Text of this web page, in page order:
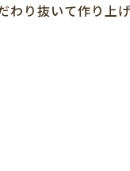
り抜いて作り上げ